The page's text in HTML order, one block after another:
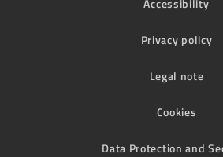
Accessibility
Privacy policy
Legal note
Cookies
Data Protection and